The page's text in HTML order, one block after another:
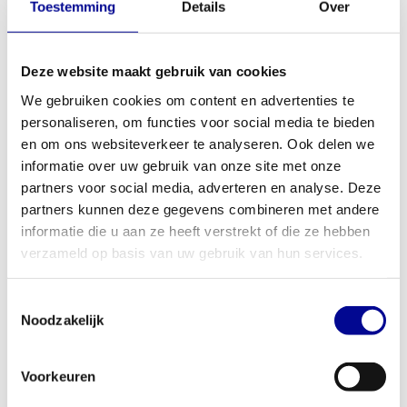
Toestemming Details Over
Deze website maakt gebruik van cookies
We gebruiken cookies om content en advertenties te
personaliseren, om functies voor social media te bieden
en om ons websiteverkeer te analyseren. Ook delen we
informatie over uw gebruik van onze site met onze
partners voor social media, adverteren en analyse. Deze
partners kunnen deze gegevens combineren met andere
informatie die u aan ze heeft verstrekt of die ze hebben
verzameld op basis van uw gebruik van hun services.
Noodzakelijk
Voorkeuren
ritme te verliezen.
Comfortabele halterstang:
De stang is licht en heeft een
prettige grip, waardoor hij comfortabel in de hand ligt, zelfs
tijdens een lange en intensieve training.
Deze eigenschappen maken de set een populaire keuze in ons
aanbod van
gewichten en stangen .
Perfect voor thuis en in de sportschool
Of je nu een eigen home gym inricht of een groepsleszaal wilt
voorzien van professioneel materiaal, de Aerobic Pump Pro
compacte en complete oplossing waarmee je talloze oefeningen
kunt doen. Voor sportscholen, personal training studio's en
die intensief dagelijks gebruik aankan
. Overweeg je meerdere